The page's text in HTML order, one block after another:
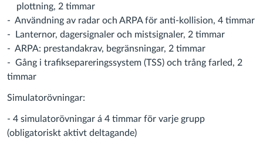
plottning, 2 timmar
- Användning av radar och ARPA för anti-kollision, 4 timmar
- Lanternor, dagersignaler och mistsignaler, 2 timmar
- ARPA: prestandakrav, begränsningar, 2 timmar
- Gång i trafiksepareringssystem (TSS) och trång farled, 2
timmar
Simulatorövningar:
- 4 simulatorövningar á 4 timmar för varje grupp
(obligatoriskt aktivt deltagande)